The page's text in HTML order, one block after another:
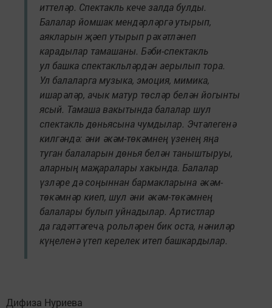
иттеләр. Спектакль кече залда булды.
Балалар йомшак мендәрләргә утырып,
аякларын җәеп утырып рәхәтләнеп
карадылар тамашаны. Бәби-спектакль
ул башка спектакльләрдән аерылып тора.
Ул балаларга музыка, эмоция, мимика,
ишарәләр, ачык матур төсләр белән йогынты
ясый. Тамаша вакытында балалар шул
спектакль дөньясына чумдылар. Эчтәлегенә
килгәндә: әни әкәм-төкәмнең үзенең яңа
туган балаларын дөнья белән таныштыруы,
аларның маҗаралары хакында. Балалар
үзләре дә соңыннан бармакларына әкәм-
төкәмнәр киеп, шул әни әкәм-төкәмнең
балалары булып уйнадылар. Артистлар
да гадәттәгечә, рольләрен бик оста, нәниләр
күңеленә үтеп керелек итеп башкардылар.
Дифиза Нуриева